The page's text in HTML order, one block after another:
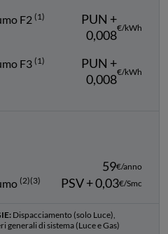
F2 (1)
PUN +
0,008€/kWh
F3 (1)
PUN +
0,008€/kWh
59€/anno
(2)(3) PSV + 0,03€/Smc
Dispacciamento (solo Luce),
generali di sistema (Luce e Gas)